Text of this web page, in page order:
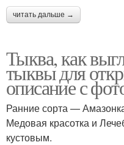
читать дальше →
Тыква, как
тыквы для
описание с
Ранние сорта —
Медовая красотка и
кустовым.